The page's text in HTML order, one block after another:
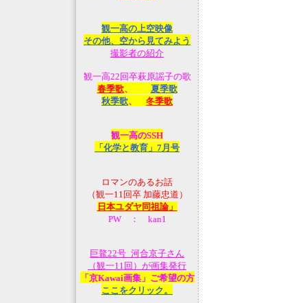
観一高の上空映像
その他、空から見てみよう
撮影者の紹介
観一高22回卒萩原謡子の歌
春季歌、 夏季歌
秋季歌、 冬季歌
観一高のSSH
「化学と教育」7月号
ロマンのあるお話
（観一11回卒 加藤忠道）
日本ユダヤ同祖論」
PW ： kan1
巨鼇22号_河合京子さん
（観一11回）が画集発行
「京Kawai画集」ご希望の方
ここをクリック。